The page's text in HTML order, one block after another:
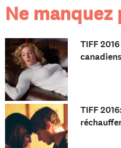
Ne manquez
TIFF
TIFF